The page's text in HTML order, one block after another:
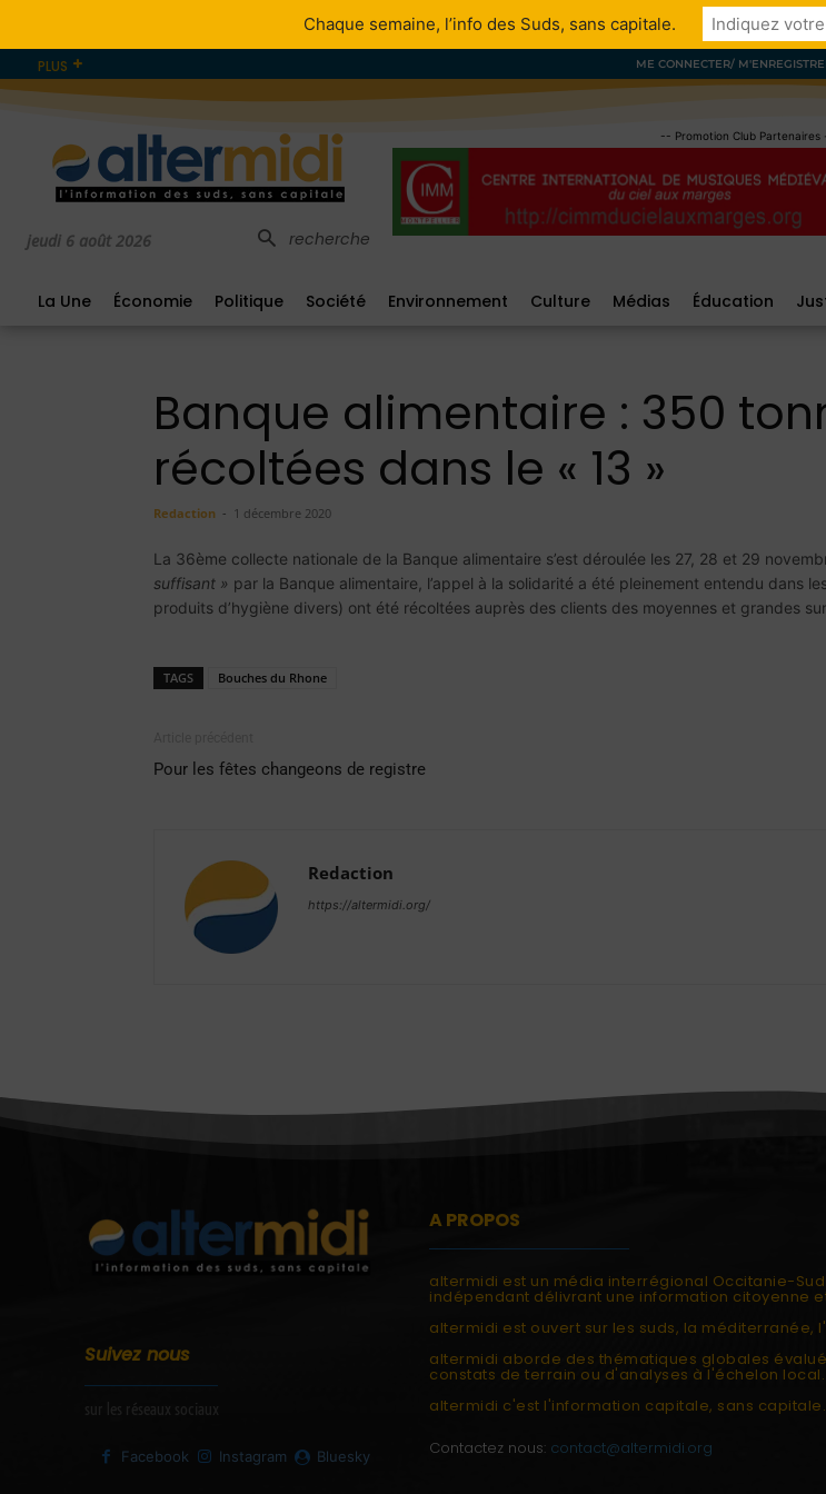
PLUS ME CONNECTER/
jeudi 6 août 2026 recherche
-- Promotion Club Partenaires
La Une Économie Politique Société Environnement Culture Médias Éducation
Banque alimentaire : 350
récoltées dans le « 13 »
Redaction - 1 décembre 2020
La 36ème collecte nationale de la Banque alimentaire s’est déroulée les 27, 28 et 29
suffisant » par la Banque alimentaire, l’appel à la solidarité a été pleinement entendu dans
produits d’hygiène divers) ont été récoltées auprès des clients des moyennes et grandes
TAGS Bouches du Rhone
Pour les fêtes changeons de registre
Redaction
https://altermidi.org/
Suivez nous
Facebook Instagram Bluesky
A PROPOS
altermidi est un média interrégional Occitanie-
indépendant délivrant une information citoyenne
altermidi est ouvert sur les suds, la méditerranée,
altermidi aborde des thématiques globales
constats de terrain ou d'analyses à l'échelon local.
altermidi c'est l'information capitale, sans capitale.
Contactez nous: contact@altermidi.org
Chaque semaine, l’info des Suds, sans capitale.